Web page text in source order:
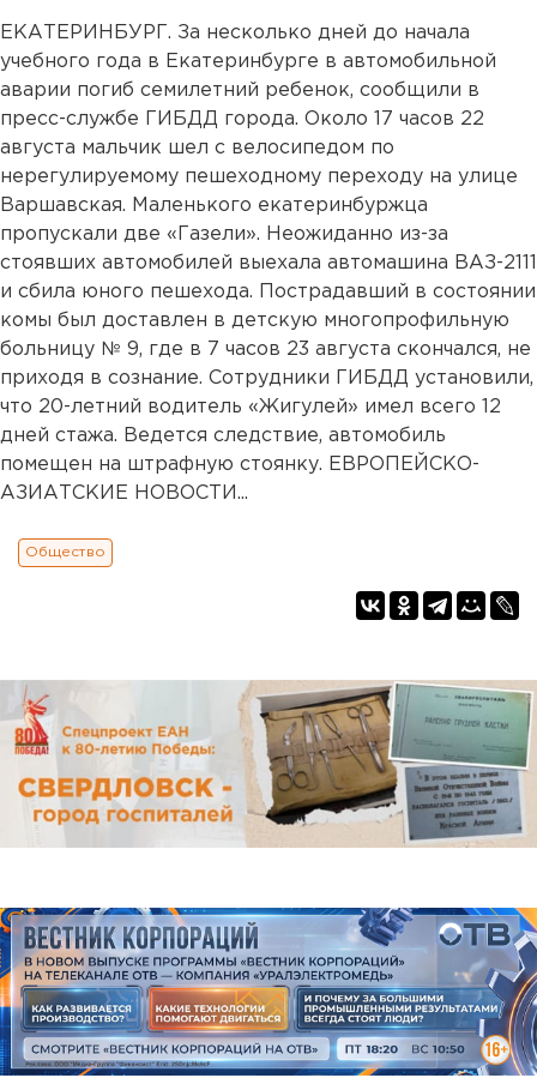
ЕКАТЕРИНБУРГ. За несколько дней до начала
учебного года в Екатеринбурге в автомобильной
аварии погиб семилетний ребенок, сообщили в
пресс-службе ГИБДД города. Около 17 часов 22
августа мальчик шел с велосипедом по
нерегулируемому пешеходному переходу на улице
Варшавская. Маленького екатеринбуржца
пропускали две «Газели». Неожиданно из-за
стоявших автомобилей выехала автомашина ВАЗ-2111
и сбила юного пешехода. Пострадавший в состоянии
комы был доставлен в детскую многопрофильную
больницу № 9, где в 7 часов 23 августа скончался, не
приходя в сознание. Сотрудники ГИБДД установили,
что 20-летний водитель «Жигулей» имел всего 12
дней стажа. Ведется следствие, автомобиль
помещен на штрафную стоянку. ЕВРОПЕЙСКО-
АЗИАТСКИЕ НОВОСТИ...
Общество